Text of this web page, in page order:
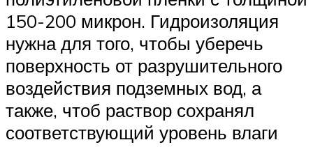
150-200 микрон. Гидроизоляция
нужна для того, чтобы уберечь
поверхность от разрушительного
воздействия подземных вод, а
также, чтоб раствор сохранял
соответствующий уровень влаги